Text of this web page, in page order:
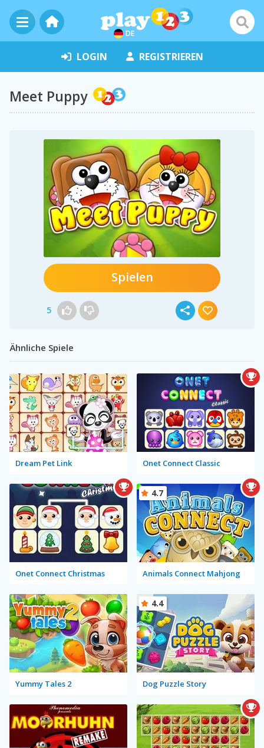
DE
LOGIN REGISTRIEREN
Meet Puppy
Spielen
5
Ähnliche Spiele
Dream Pet Link Onet Connect Classic
Onet Connect Christmas Animals Connect Mahjong
4.7
Yummy Tales 2 Dog Puzzle Story
4.4